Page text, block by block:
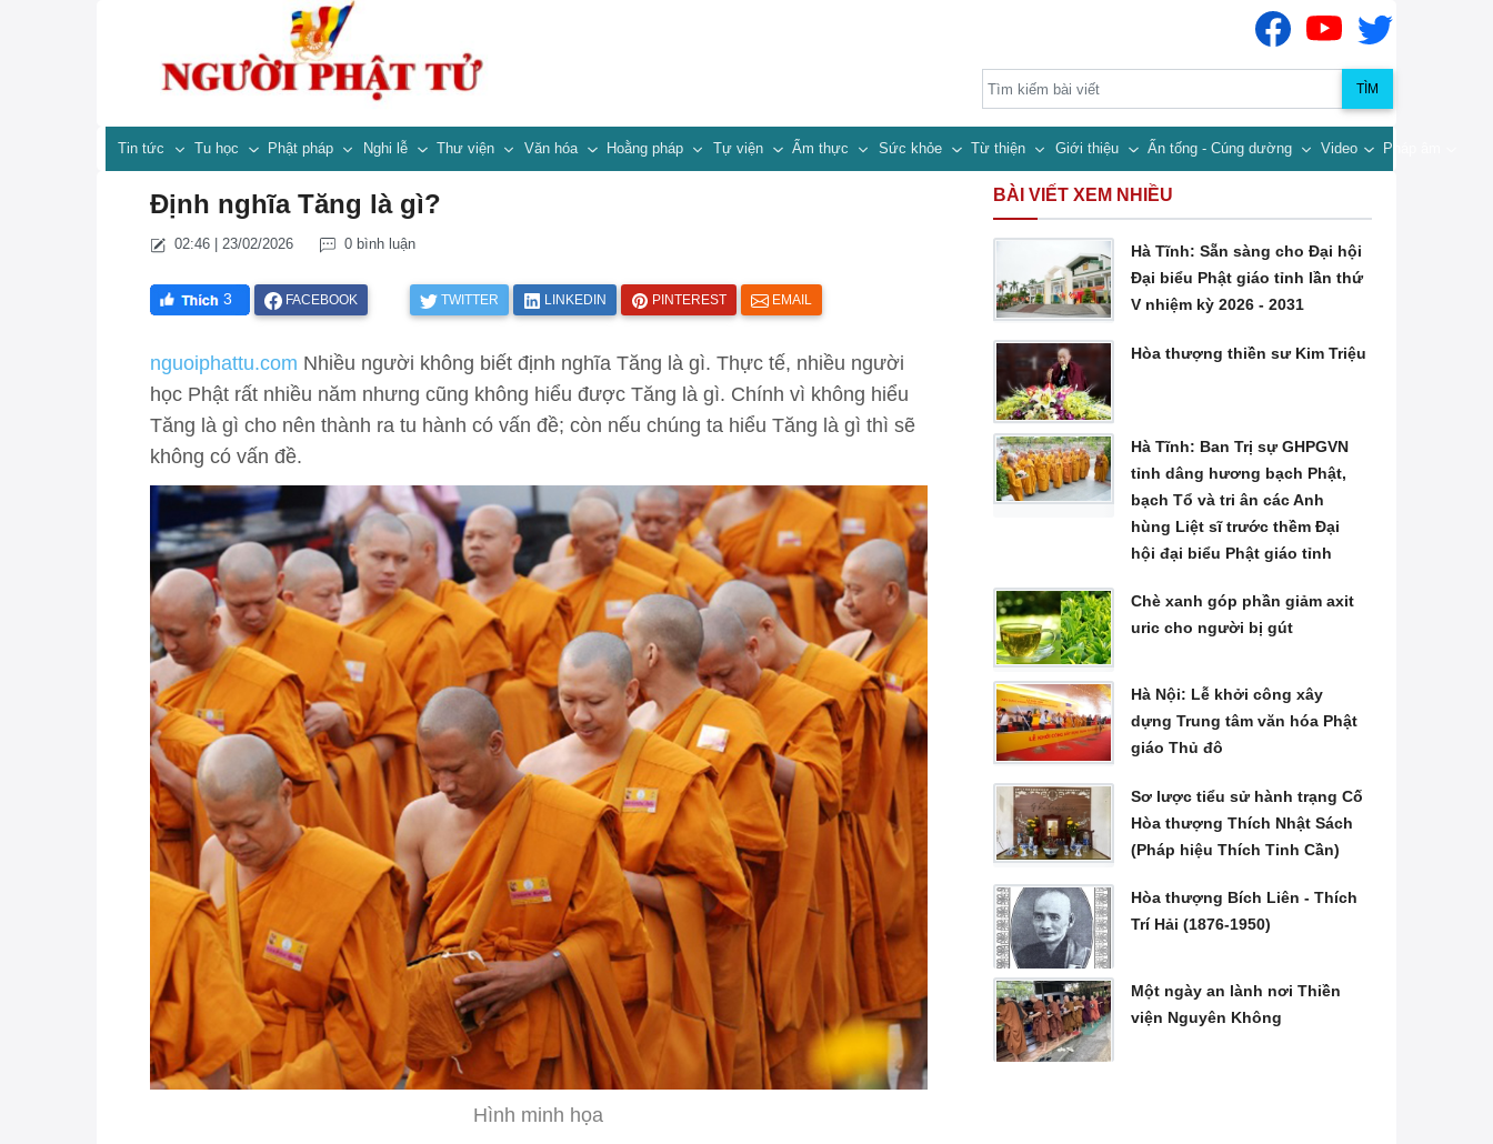
TÌM
Tin tức Tu học Phật pháp Nghi lễ Thư viện Văn hóa Hoằng pháp Tự viện Ẩm thực Sức khỏe Từ thiện Giới thiệu Ấn tống - Cúng dường Video Pháp âm
Định nghĩa Tăng là gì?
02:46 | 23/02/2026 0 bình luận
3 FACEBOOK TWITTER LINKEDIN PINTEREST EMAIL
nguoiphattu.com Nhiều người không biết định nghĩa Tăng là gì. Thực tế, nhiều người
học Phật rất nhiều năm nhưng cũng không hiểu được Tăng là gì. Chính vì không hiểu
Tăng là gì cho nên thành ra tu hành có vấn đề; còn nếu chúng ta hiểu Tăng là gì thì sẽ
không có vấn đề.
Hình minh họa
BÀI VIẾT XEM NHIỀU
Hà Tĩnh: Sẵn sàng cho Đại hội
Đại biểu Phật giáo tỉnh lần thứ
V nhiệm kỳ 2026 - 2031
Hòa thượng thiền sư Kim Triệu
Hà Tĩnh: Ban Trị sự GHPGVN
tỉnh dâng hương bạch Phật,
bạch Tổ và tri ân các Anh
hùng Liệt sĩ trước thềm Đại
hội đại biểu Phật giáo tỉnh
Chè xanh góp phần giảm axit
uric cho người bị gút
Hà Nội: Lễ khởi công xây
dựng Trung tâm văn hóa Phật
giáo Thủ đô
Sơ lược tiểu sử hành trạng Cố
Hòa thượng Thích Nhật Sách
(Pháp hiệu Thích Tinh Cần)
Hòa thượng Bích Liên - Thích
Trí Hải (1876-1950)
Một ngày an lành nơi Thiền
viện Nguyên Không